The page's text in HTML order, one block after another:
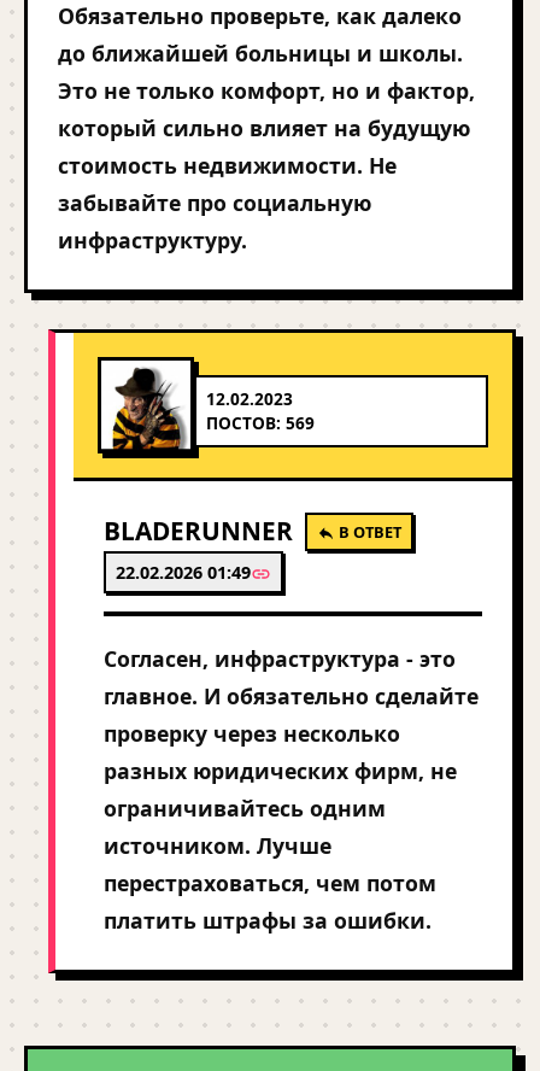
Обязательно проверьте, как далеко
до ближайшей больницы и школы.
Это не только комфорт, но и фактор,
который сильно влияет на будущую
стоимость недвижимости. Не
забывайте про социальную
инфраструктуру.
12.02.2023
ПОСТОВ: 569
BLADERUNNER В ОТВЕТ
22.02.2026 01:49
Согласен, инфраструктура - это
главное. И обязательно сделайте
проверку через несколько
разных юридических фирм, не
ограничивайтесь одним
источником. Лучше
перестраховаться, чем потом
платить штрафы за ошибки.